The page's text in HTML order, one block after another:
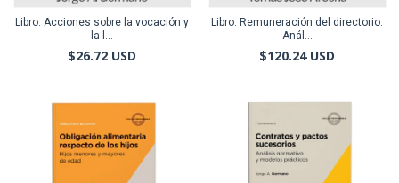
Libro: Acciones sobre la vocación y
la l...
$26.72 USD
Libro: Remuneración del directorio.
Anál...
$120.24 USD